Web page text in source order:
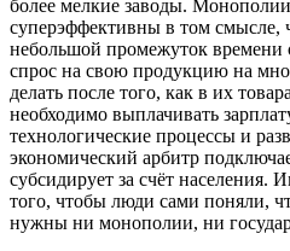
более мелкие заводы.
суперэффективны в том смысле,
небольшой промежуток времени
спрос на свою продукцию на
делать после того, как в их
необходимо выплачивать
технологические процессы и
экономический арбитр
субсидирует за счёт населения.
того, чтобы люди сами поняли,
нужны ни монополии, ни